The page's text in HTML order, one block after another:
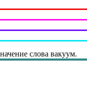
слова вакуум.